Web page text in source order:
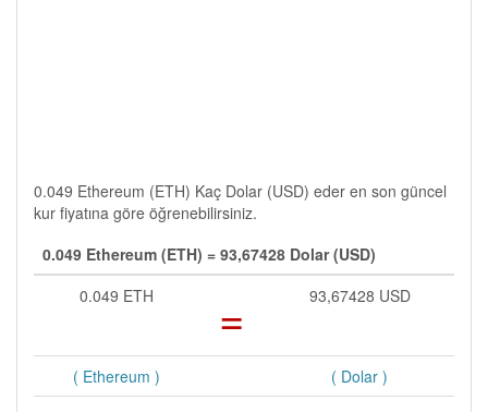
0.049 Ethereum (ETH) Kaç Dolar (USD) eder en son güncel
kur fiyatına göre öğrenebilirsiniz.
0.049 Ethereum (ETH) = 93,67428 Dolar (USD)
0.049 ETH
= 93,67428 USD
( Ethereum ) ( Dolar )